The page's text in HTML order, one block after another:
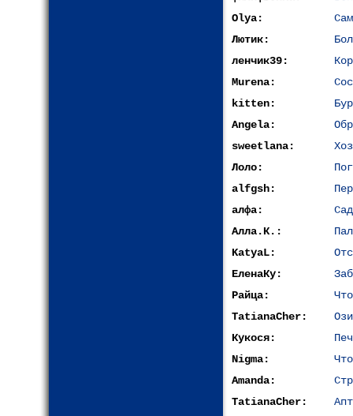
Olya:
Лютик:
ленчик39:
Murena:
kitten:
Angela:
sweetlana:
Лоло:
alfgsh:
алфа:
Алла.К.:
KatyaL:
ЕленаКу:
Райца:
TatianaCher:
Кукося:
Nigma:
Amanda:
TatianaCher: